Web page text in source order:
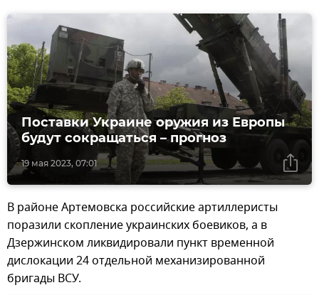
19 мая 2023, 07:01
Поставки Украине оружия из Европы
будут сокращаться – прогноз
В районе Артемовска российские артиллеристы
поразили скопление украинских боевиков, а в
Дзержинском ликвидировали пункт временной
дислокации 24 отдельной механизированной
бригады ВСУ.